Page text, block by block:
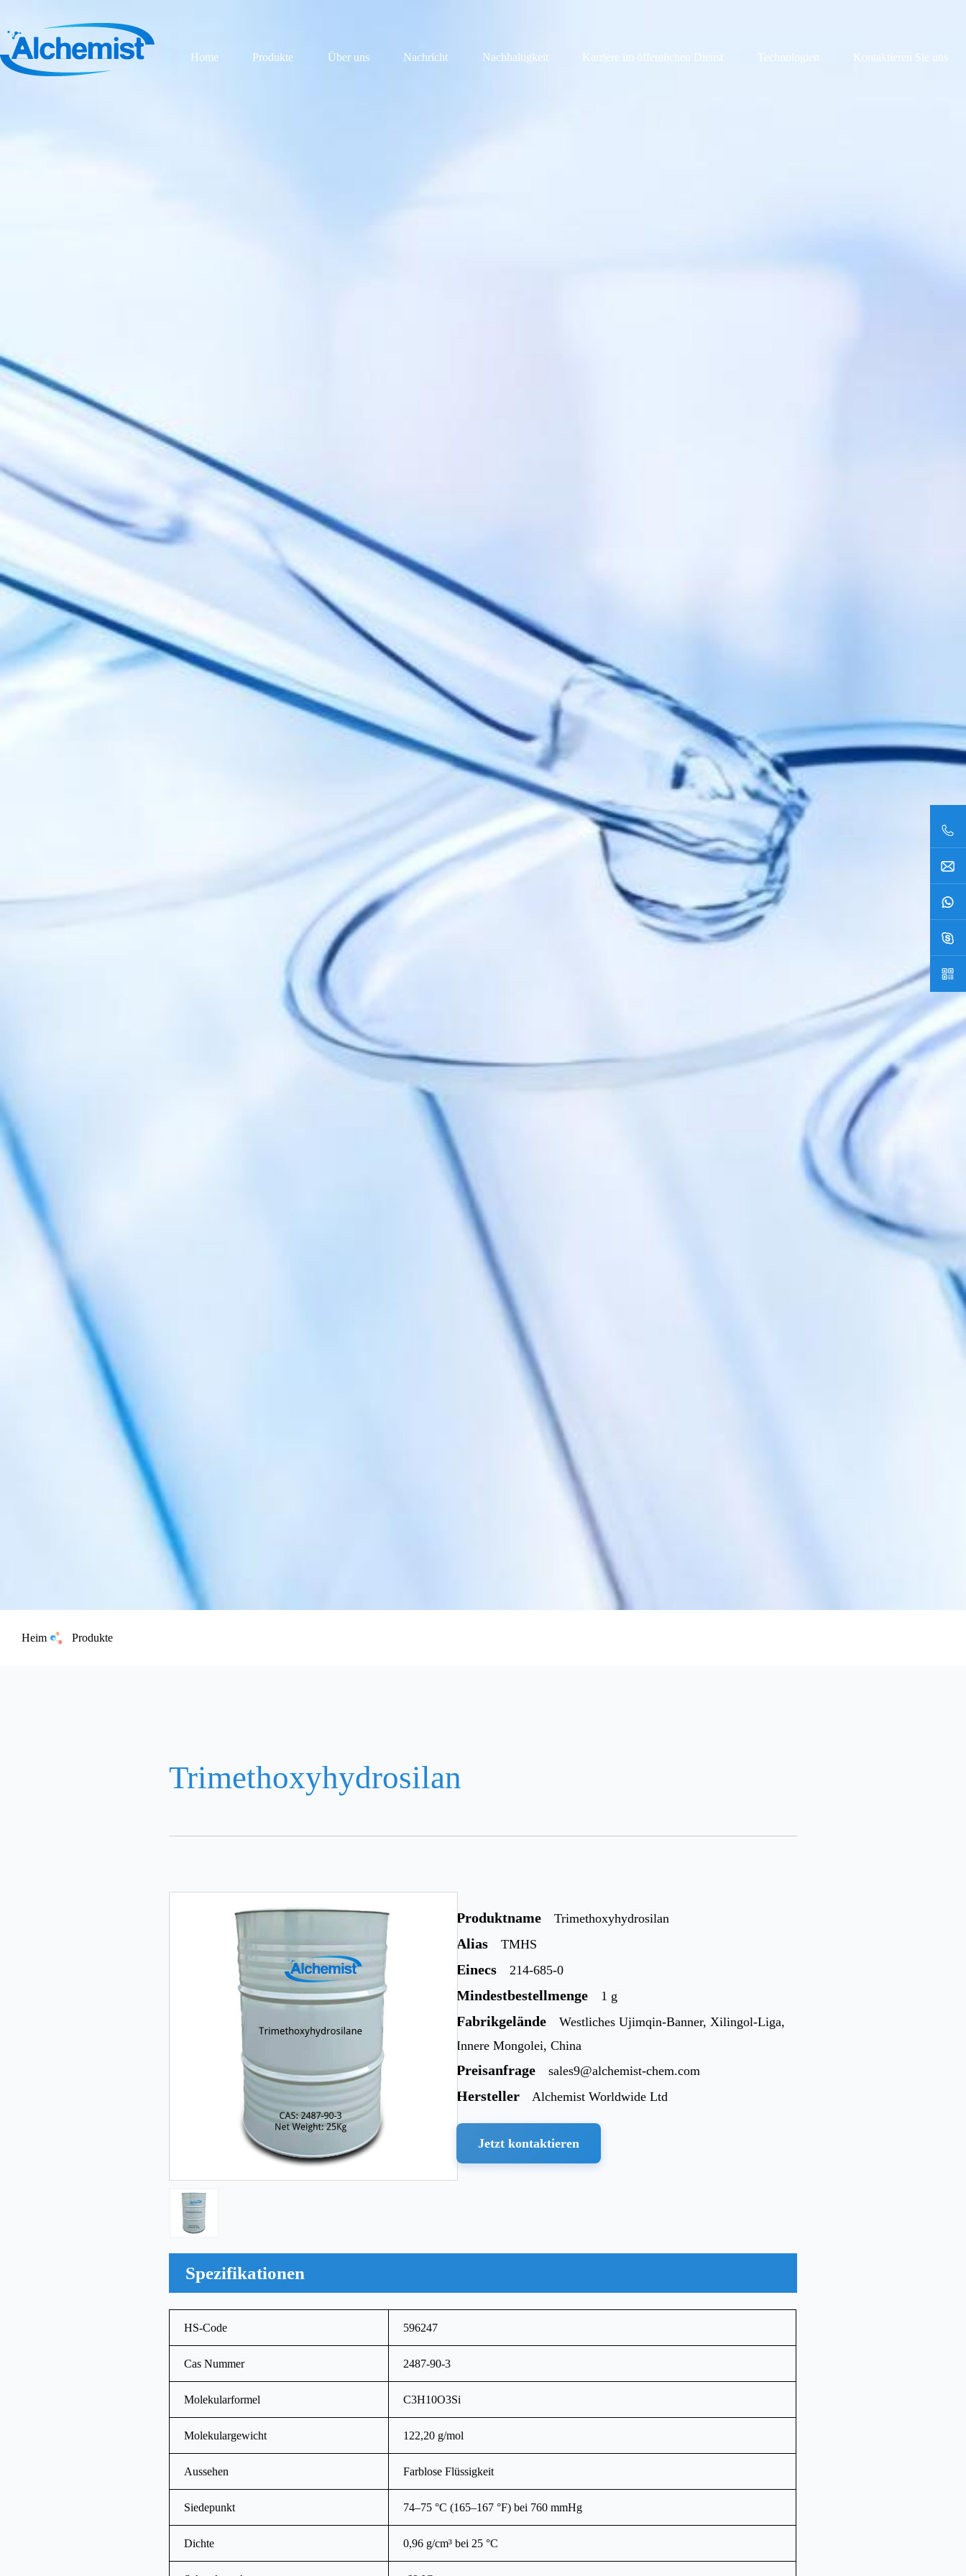
Home Produkte Über uns Nachricht Nachhaltigkeit Karriere im öffentlichen Dienst Technologien Kontaktieren Sie uns
Heim Produkte
Trimethoxyhydrosilan
Produktname Trimethoxyhydrosilan
Alias TMHS
Einecs 214-685-0
Mindestbestellmenge 1 g
Fabrikgelände
Westliches Ujimqin-Banner, Xilingol-Liga,
Innere Mongolei, China
Preisanfrage sales9@alchemist-chem.com
Hersteller Alchemist Worldwide Ltd
Jetzt kontaktieren
Spezifikationen
HS-Code 596247
Cas Nummer 2487-90-3
Molekularformel C3H10O3Si
Molekulargewicht 122,20 g/mol
Aussehen Farblose Flüssigkeit
Siedepunkt 74–75 °C (165–167 °F) bei 760 mmHg
Dichte 0,96 g/cm³ bei 25 °C